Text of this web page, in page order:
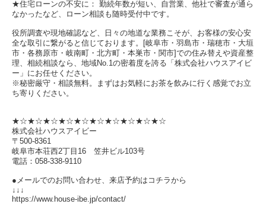
★住宅ローンの不安に： 勤続年数が短い、自営業、他社で審査が通ら
なかったなど、ローン相談も随時受付中です。
役所調査や現地確認など、日々の地道な業務こそが、お客様の安心安
全な取引に繋がると信じております。[岐阜市・羽島市・瑞穂市・大垣
市・各務原市・岐南町・北方町・本巣市・関市]での住み替えや資産整
理、相続相談なら、地域No.1の密着度を誇る「株式会社ハウスアイビ
ー」にお任せください。
※秘密厳守・相談無料。まずはお気軽にお茶を飲みに行く感覚でお立
ち寄りください。
★☆★☆★☆★☆★☆★☆★☆★☆★☆★☆
株式会社ハウスアイビー
〒500-8361
岐阜市本荘西2丁目16 笠井ビル103号
電話：058-338-9110
●メールでのお問い合わせ、来店予約はコチラから
↓↓↓
https://www.house-ibe.jp/contact/